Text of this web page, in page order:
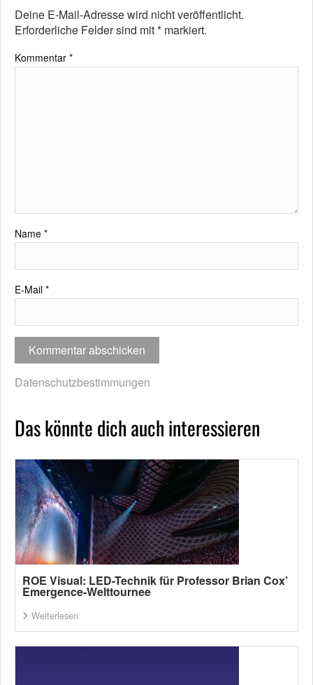
Deine E-Mail-Adresse wird nicht veröffentlicht.
Erforderliche Felder sind mit* markiert.
Kommentar *
Name *
E-Mail *
Datenschutzbestimmungen
Das könnte dich auch interessieren
ROE Visual: LED-Technik für Professor Brian Cox’
Emergence-Welttournee
Weiterlesen